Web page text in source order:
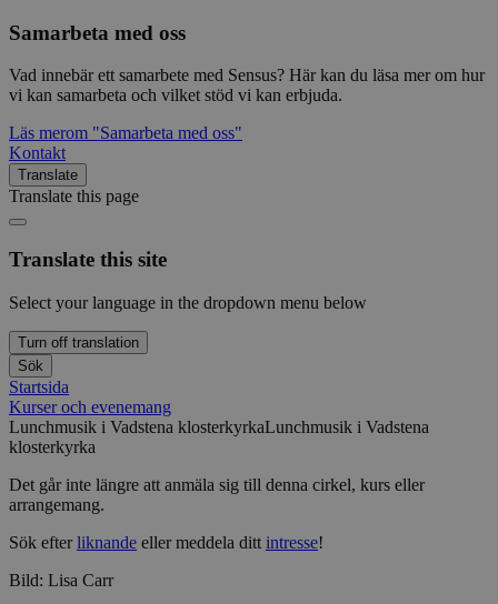
Samarbeta med oss
Vad innebär ett samarbete med Sensus? Här kan du läsa mer om hur
vi kan samarbeta och vilket stöd vi kan erbjuda.
Läs merom "Samarbeta med oss"
Kontakt
Translate
Translate this page
Translate this site
Select your language in the dropdown menu below
Turn off translation
Sök
Startsida
Kurser och evenemang
Lunchmusik i Vadstena klosterkyrkaLunchmusik i Vadstena
klosterkyrka
Det går inte längre att anmäla sig till denna cirkel, kurs eller
arrangemang.
Sök efterliknande eller meddela ditt intresse!
Bild: Lisa Carr